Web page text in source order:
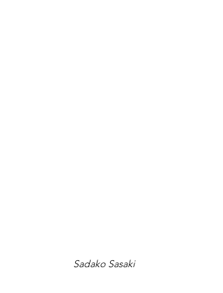
Sadako Sasaki